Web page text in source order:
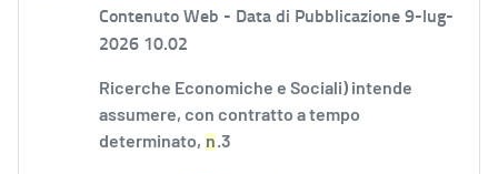
Contenuto Web - Data di Pubblicazione 9-lug-
2026 10.02
Ricerche Economiche e Sociali) intende
assumere, con contratto a tempo
determinato, n.3